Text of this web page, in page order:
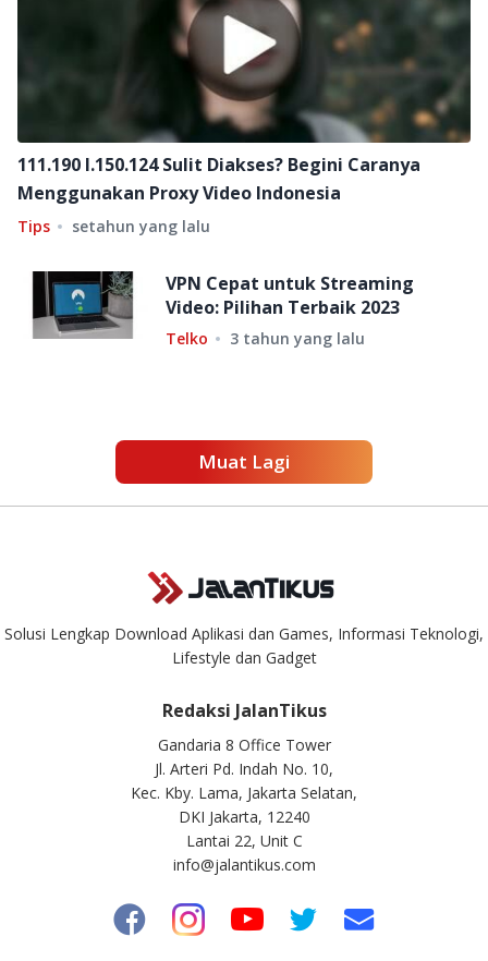
111.190 l.150.124 Sulit Diakses? Begini Caranya
Menggunakan Proxy Video Indonesia
Tips setahun yang lalu
VPN Cepat untuk Streaming
Video: Pilihan Terbaik 2023
Telko 3 tahun yang lalu
Muat Lagi
Solusi Lengkap Download Aplikasi dan Games, Informasi Teknologi,
Lifestyle dan Gadget
Redaksi JalanTikus
Gandaria 8 Office Tower
Jl. Arteri Pd. Indah No. 10,
Kec. Kby. Lama, Jakarta Selatan,
DKI Jakarta, 12240
Lantai 22, Unit C
info@jalantikus.com